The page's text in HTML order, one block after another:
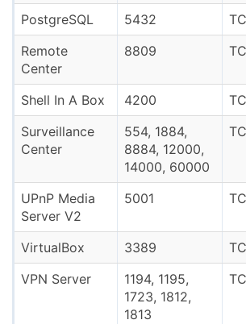
PostgreSQL 5432
Remote
Center
8809
Shell In A Box 4200
Surveillance
Center
554, 1884,
8884, 12000,
14000, 60000
UPnP Media
Server V2
5001
VirtualBox 3389
VPN Server
1194, 1195,
1723, 1812,
1813